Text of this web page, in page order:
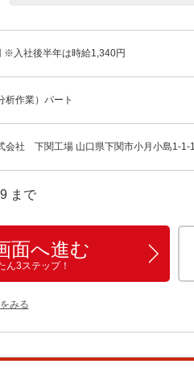
※入社後半年は時給1,340円
析作業）パート
会社 下関工場 山口県下関市小月小島1-1-
まで
面へ進む
ん3ステップ！
みる